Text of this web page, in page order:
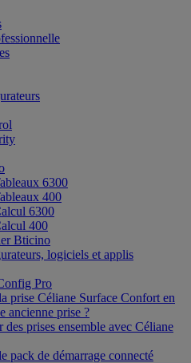
6300
400
6300
400
Bticino
logiciels et applis
Pro
prise Céliane Surface Confort en
ancienne prise ?
prises ensemble avec Céliane
pack de démarrage connecté